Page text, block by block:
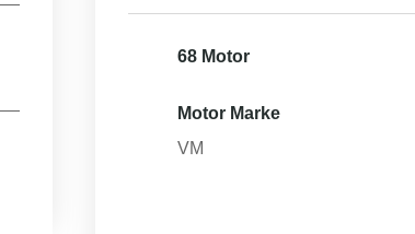
68 Motor
Motor Marke
VM